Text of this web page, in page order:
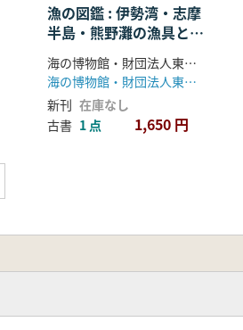
漁の図鑑 : 伊勢湾・志摩
半島・熊野灘の漁具と漁
法
海の博物館・財団法人東海水産科学協会 編
海の博物館・財団法人東海水産科学協会
新刊 在庫なし
古書 1 点 1,650 円